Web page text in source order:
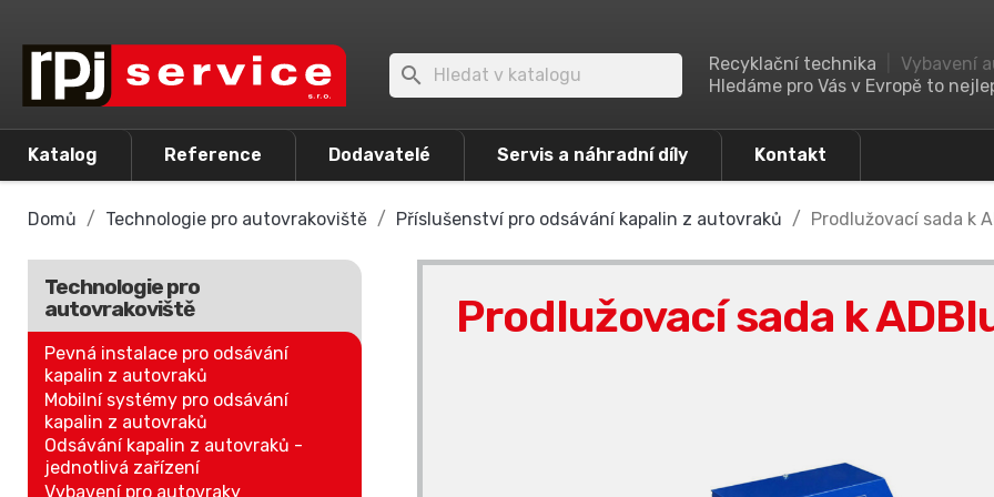
 Recyklační technika Vybavení
Hledáme pro Vás v Evropě to
Katalog Reference Dodavatelé Servis a náhradní díly Kontakt
Domů Technologie pro autovrakoviště Příslušenství pro odsávání kapalin z autovraků Prodlužovací sada k
Technologie pro
autovrakoviště
Pevná instalace pro odsávání
kapalin z autovraků
Mobilní systémy pro odsávání
kapalin z autovraků
Odsávání kapalin z autovraků -
jednotlivá zařízení
Vybavení pro autovraky
Prodlužovací sada k